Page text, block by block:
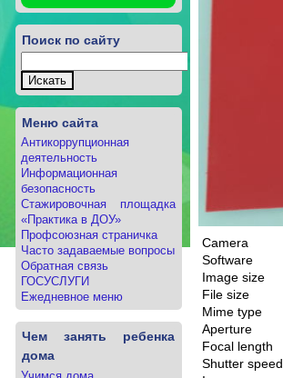
Поиск по сайту
Меню сайта
Антикоррупционная
деятельность
Информационная
безопасность
Стажировочная площадка
«Практика в ДОУ»
Профсоюзная страничка
Часто задаваемые вопросы
Обратная связь
ГОСУСЛУГИ
Ежедневное меню
Чем занять ребенка
дома
Camera
Software
Image size
File size
Mime type
Aperture
Focal length
Shutter speed